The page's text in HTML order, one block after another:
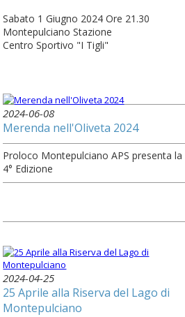
Sabato 1 Giugno 2024 Ore 21.30
Montepulciano Stazione
Centro Sportivo "I Tigli"
2024-06-08
Merenda nell'Oliveta 2024
Proloco Montepulciano APS presenta la
4° Edizione
2024-04-25
25 Aprile alla Riserva del Lago di
Montepulciano